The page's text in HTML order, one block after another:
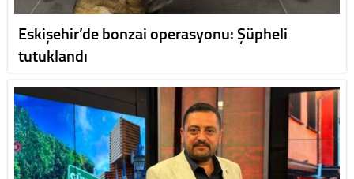
Eskişehir’de bonzai operasyonu: Şüpheli
tutuklandı